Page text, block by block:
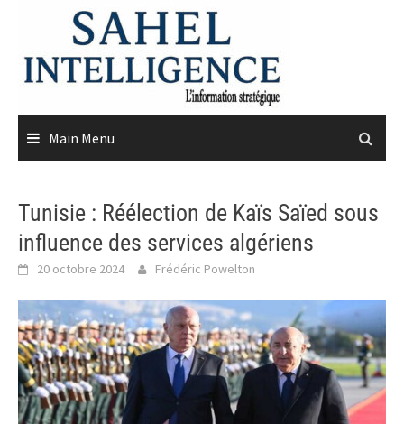
content
Main Menu
Tunisie : Réélection de Kaïs Saïed sous
influence des services algériens
20 octobre 2024 Frédéric Powelton